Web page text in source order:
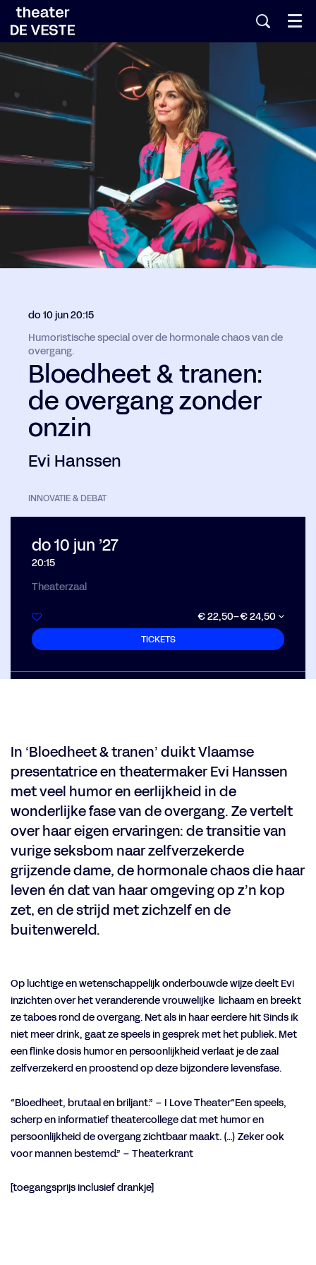
Menu
Bloedheet & tranen:
de overgang zonder
onzin
Evi Hanssen
Humoristische special over de hormonale chaos van de
overgang.
do 10 jun20:15
INNOVATIE & DEBAT
do 10 jun ’27
20:15
Theaterzaal
€ 22,50–€ 24,50
TICKETS
In ‘Bloedheet & tranen’ duikt Vlaamse
presentatrice en theatermaker Evi Hanssen
met veel humor en eerlijkheid in de
wonderlijke fase van de overgang. Ze vertelt
over haar eigen ervaringen: de transitie van
vurige seksbom naar zelfverzekerde
grijzende dame, de hormonale chaos die haar
leven én dat van haar omgeving op z’n kop
zet, en de strijd met zichzelf en de
buitenwereld.
Op luchtige en wetenschappelijk onderbouwde wijze deelt Evi
inzichten over het veranderende vrouwelijke lichaam en breekt
ze taboes rond de overgang. Net als in haar eerdere hit Sinds ik
niet meer drink, gaat ze speels in gesprek met het publiek. Met
een flinke dosis humor en persoonlijkheid verlaat je de zaal
zelfverzekerd en proostend op deze bijzondere levensfase.
“Bloedheet, brutaal en briljant.” – I Love Theater“Een speels,
scherp en informatief theatercollege dat met humor en
persoonlijkheid de overgang zichtbaar maakt. (…) Zeker ook
voor mannen bestemd.” – Theaterkrant
[toegangsprijs inclusief drankje]